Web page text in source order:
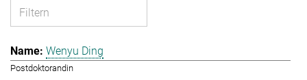
Wenyu Ding
Postdoktorandin